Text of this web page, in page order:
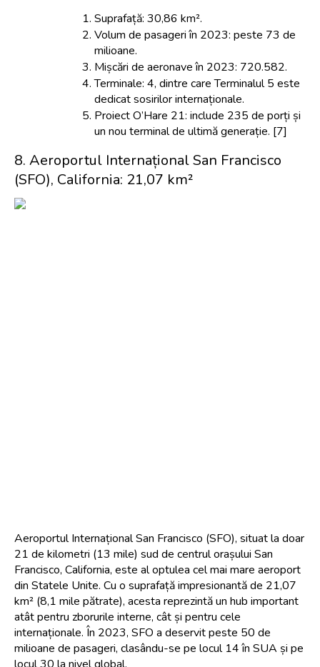
Suprafață: 30,86 km².
Volum de pasageri în 2023: peste 73 de
milioane.
Mișcări de aeronave în 2023: 720.582.
Terminale: 4, dintre care Terminalul 5 este
dedicat sosirilor internaționale.
Proiect O’Hare 21: include 235 de porți și
un nou terminal de ultimă generație. [7]
8. Aeroportul Internațional San Francisco
(SFO), California: 21,07 km²
Aeroportul Internațional San Francisco (SFO), situat la doar
21 de kilometri (13 mile) sud de centrul orașului San
Francisco, California, este al optulea cel mai mare aeroport
din Statele Unite. Cu o suprafață impresionantă de 21,07
km² (8,1 mile pătrate), acesta reprezintă un hub important
atât pentru zborurile interne, cât și pentru cele
internaționale. În 2023, SFO a deservit peste 50 de
milioane de pasageri, clasându-se pe locul 14 în SUA și pe